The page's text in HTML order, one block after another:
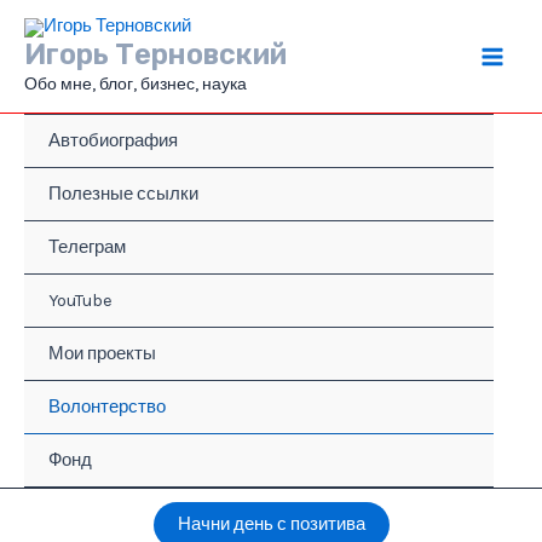
содержимому
Игорь Терновский
Обо мне, блог, бизнес, наука
Автобиография
Полезные ссылки
Телеграм
YouTube
Мои проекты
Волонтерство
Фонд
Начни день с позитива